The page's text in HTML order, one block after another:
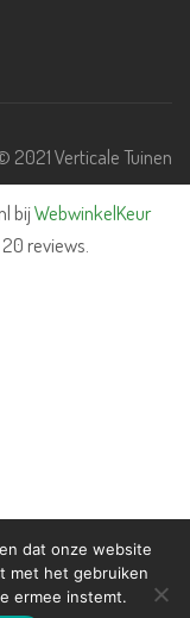
2021 Verticale Tuinen
bijWebwinkelKeur
reviews.
dat onze website
met het gebruiken
ermee instemt.